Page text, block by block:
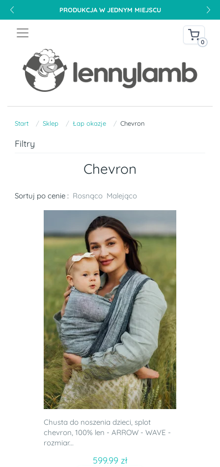
PRODUKCJA W JEDNYM MIEJSCU
0
Start Sklep Łap okazje Chevron
Filtry
Chevron
Sortuj po cenie : Rosnąco Malejąco
Chusta do noszenia dzieci, splot
chevron, 100% len - ARROW - WAVE -
rozmiar...
599.99 zł